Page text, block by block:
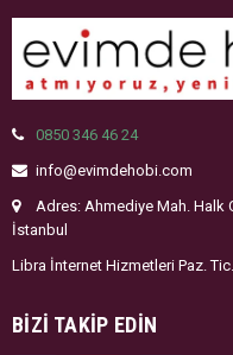
0850 346 46 24
info@evimdehobi.com
Adres: Ahmediye Mah. Halk
İstanbul
Libra İnternet Hizmetleri Paz.
BIZI TAKIP EDIN